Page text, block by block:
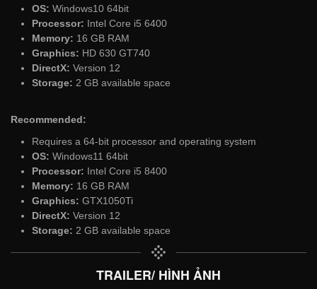
OS: Windows10 64bit
Processor: Intel Core i5 6400
Memory: 16 GB RAM
Graphics: HD 630 GT740
DirectX: Version 12
Storage: 2 GB available space
Recommended:
Requires a 64-bit processor and operating system
OS: Windows11 64bit
Processor: Intel Core i5 8400
Memory: 16 GB RAM
Graphics: GTX1050Ti
DirectX: Version 12
Storage: 2 GB available space
TRAILER/ HÌNH ẢNH